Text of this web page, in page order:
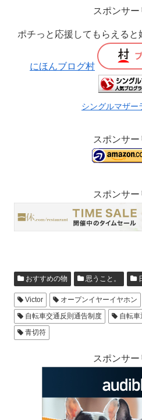
スポンサー
ポチっと応援してもらえると
にほんブログ村
シングルマザー
スポンサー
スポンサー
おすすめの物 思うこと。
Victor オープンイヤーイヤホン
自転車交通反則通告制度
自転車
青切符
スポンサー